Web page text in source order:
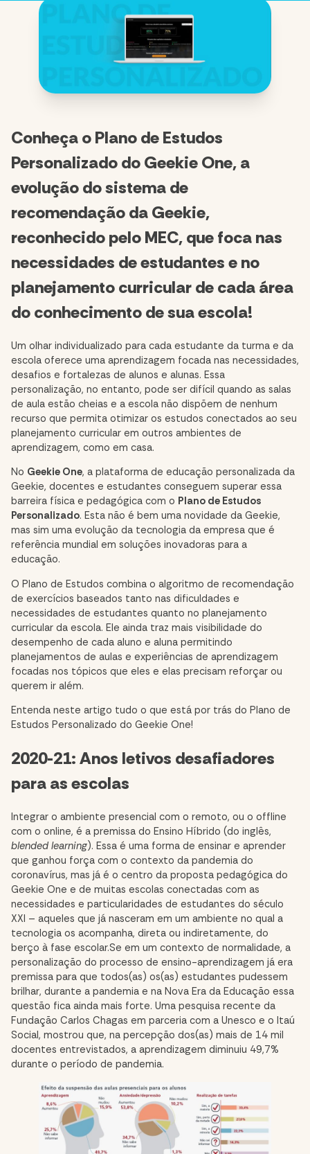
Conheça o Plano de Estudos
Personalizado do Geekie One, a
evolução do sistema de
recomendação da Geekie,
reconhecido pelo MEC, que foca nas
necessidades de estudantes e no
planejamento curricular de cada área
do conhecimento de sua escola!
Um olhar individualizado para cada estudante da turma e da
escola oferece uma aprendizagem focada nas necessidades,
desafios e fortalezas de alunos e alunas. Essa
personalização, no entanto, pode ser difícil quando as salas
de aula estão cheias e a escola não dispõem de nenhum
recurso que permita otimizar os estudos conectados ao seu
planejamento curricular em outros ambientes de
aprendizagem, como em casa.
No Geekie One, a plataforma de educação personalizada da
Geekie, docentes e estudantes conseguem superar essa
barreira física e pedagógica com o Plano de Estudos
Personalizado. Esta não é bem uma novidade da Geekie,
mas sim uma evolução da tecnologia da empresa que é
referência mundial em soluções inovadoras para a
educação.
O Plano de Estudos combina o algoritmo de recomendação
de exercícios baseados tanto nas dificuldades e
necessidades de estudantes quanto no planejamento
curricular da escola. Ele ainda traz mais visibilidade do
desempenho de cada aluno e aluna permitindo
planejamentos de aulas e experiências de aprendizagem
focadas nos tópicos que eles e elas precisam reforçar ou
querem ir além.
Entenda neste artigo tudo o que está por trás do Plano de
Estudos Personalizado do Geekie One!
2020-21: Anos letivos desafiadores
para as escolas
Integrar o ambiente presencial com o remoto, ou o offline
com o online, é a premissa do Ensino Híbrido (do inglês,
blended learning). Essa é uma forma de ensinar e aprender
que ganhou força com o contexto da pandemia do
coronavírus, mas já é o centro da proposta pedagógica do
Geekie One e de muitas escolas conectadas com as
necessidades e particularidades de estudantes do século
XXI – aqueles que já nasceram em um ambiente no qual a
tecnologia os acompanha, direta ou indiretamente, do
berço à fase escolar.Se em um contexto de normalidade, a
personalização do processo de ensino-aprendizagem já era
premissa para que todos(as) os(as) estudantes pudessem
brilhar, durante a pandemia e na Nova Era da Educação essa
questão fica ainda mais forte. Uma pesquisa recente da
Fundação Carlos Chagas em parceria com a Unesco e o Itaú
Social, mostrou que, na percepção dos(as) mais de 14 mil
docentes entrevistados, a aprendizagem diminuiu 49,7%
durante o período de pandemia.